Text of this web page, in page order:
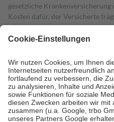
gesetzliche
Kosten dafür, der Versicherte
mit.
Grundsätzlich leisten Mitglieder
höchstens zehn Euro.
Es sind
Kosten der Leistung zu entrichten.
Diese Regeln gelten
Bei Heilmitteln und häuslicher
Zuzahlung zehn Prozent der
Verordnung.